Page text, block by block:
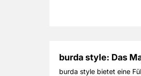
burda style: Das
burda style bietet eine